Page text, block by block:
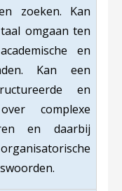
zoeken. Kan
omgaan ten
en
Kan een
en
complexe
en daarbij